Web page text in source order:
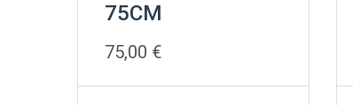
75CM
75,00 €